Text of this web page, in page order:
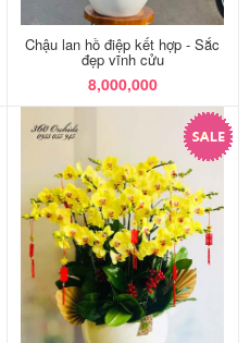
Chậu lan hồ điệp kết hợp - Sắc
đẹp vĩnh cửu
8,000,000